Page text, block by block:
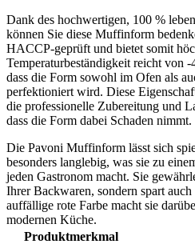
Dank des hochwertigen, 100 %
können Sie diese Muffinform
HACCP-geprüft und bietet somit
Temperaturbeständigkeit reicht von -
dass die Form sowohl im Ofen als
perfektioniert wird. Diese
die professionelle Zubereitung und
dass die Form dabei Schaden nimmt.
Die Pavoni Muffinform lässt sich
besonders langlebig, was sie zu
jeden Gastronom macht. Sie
Ihrer Backwaren, sondern spart
auffällige rote Farbe macht sie
modernen Küche.
Produktmerkmal